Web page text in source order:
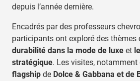
depuis l’année dernière.
Encadrés par des professeurs
participants ont exploré des thèmes
durabilité dans la mode de luxe et
stratégique. Les visites, notamment
flagship de Dolce & Gabbana et de